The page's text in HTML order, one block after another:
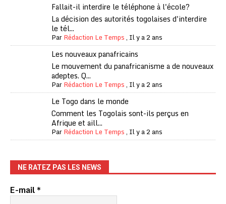
Fallait-il interdire le téléphone à l'école?
La décision des autorités togolaises d'interdire
le tél...
ParRédaction Le Temps, Il y a 2 ans
Les nouveaux panafricains
Le mouvement du panafricanisme a de nouveaux
adeptes. Q...
ParRédaction Le Temps, Il y a 2 ans
Le Togo dans le monde
Comment les Togolais sont-ils perçus en
Afrique et aill...
ParRédaction Le Temps, Il y a 2 ans
NE RATEZ PAS LES NEWS
E-mail*